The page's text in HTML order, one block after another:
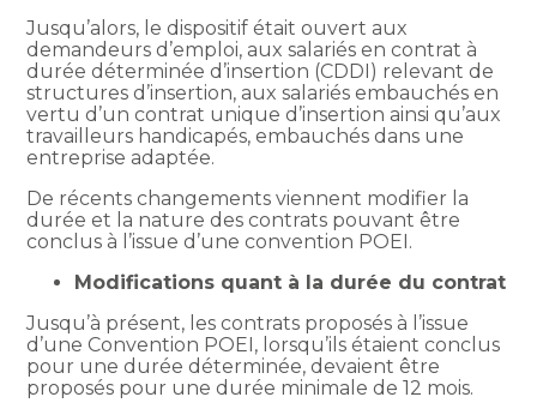
Jusqu’alors, le dispositif était ouvert aux
demandeurs d’emploi, aux salariés en contrat à
durée déterminée d’insertion (CDDI) relevant de
structures d’insertion, aux salariés embauchés en
vertu d’un contrat unique d’insertion ainsi qu’aux
travailleurs handicapés, embauchés dans une
entreprise adaptée.
De récents changements viennent modifier la
durée et la nature des contrats pouvant être
conclus à l’issue d’une convention POEI.
Modifications quant à la durée du contrat
Jusqu’à présent, les contrats proposés à l’issue
d’une Convention POEI, lorsqu’ils étaient conclus
pour une durée déterminée, devaient être
proposés pour une durée minimale de 12 mois.